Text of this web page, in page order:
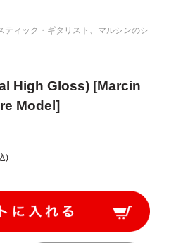
ティック・ギタリスト、マルシンのシ
High Gloss) [Marcin
Model]
)